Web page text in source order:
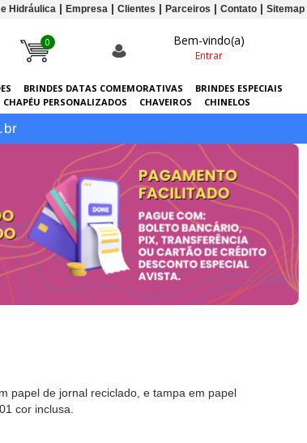
Hidráulica Empresa Clientes Parceiros Contato Sitemap
0 Bem-vindo(a)
Entrar
BRINDES DATAS COMEMORATIVAS
BRINDES ESPECIAIS
CHAPÉU PERSONALIZADOS CHAVEIROS
CHINELOS
GRÁFICA GUARDA-CHUVAS KITS
LANÇAMENTOS
papel de jornal reciclado, e tampa em papel
cor inclusa.